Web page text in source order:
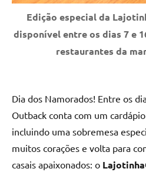
Edição especial da
disponível entre os dias 7 e
restaurantes da
Dia dos Namorados! Entre os
Outback conta com um
incluindo uma sobremesa
muitos corações e volta para
casais apaixonados: o